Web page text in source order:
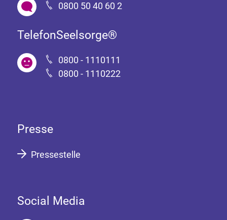
0800 50 40 60 2
TelefonSeelsorge®
0800 - 1110111
0800 - 1110222
Presse
Pressestelle
Social Media